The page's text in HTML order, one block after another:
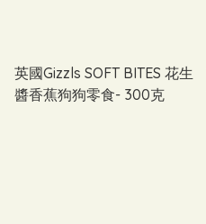
英國Gizzls SOFT BITES 花生
醬香蕉狗狗零食- 300克